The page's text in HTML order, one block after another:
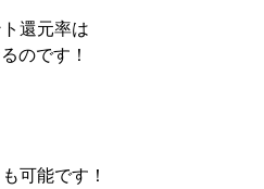
還元率は
のです！
可能です！